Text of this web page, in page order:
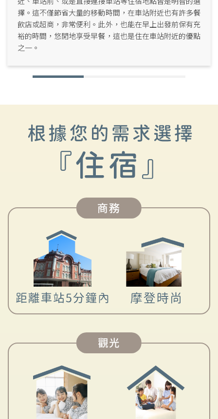
擇。這不僅節省大量的移動時間，在車站附近也有許多餐
飲店或超商，非常便利。此外，也能在早上出發前保有充
裕的時間，悠閒地享受早餐，這也是住在車站附近的優點
之一。